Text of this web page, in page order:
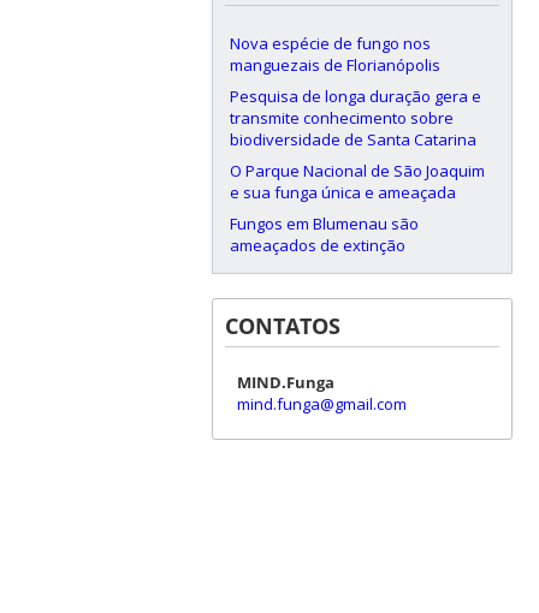
Nova espécie de fungo nos
manguezais de Florianópolis
Pesquisa de longa duração gera e
transmite conhecimento sobre
biodiversidade de Santa Catarina
O Parque Nacional de São Joaquim
e sua funga única e ameaçada
Fungos em Blumenau são
ameaçados de extinção
CONTATOS
MIND.Funga
mind.funga@gmail.com